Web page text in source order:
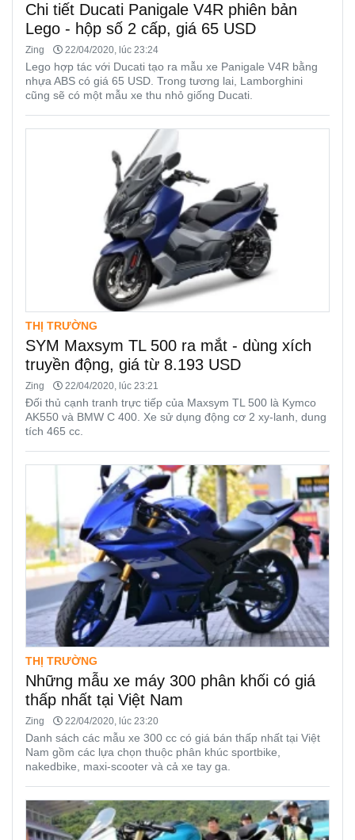
Chi tiết Ducati Panigale V4R phiên bản
Lego - hộp số 2 cấp, giá 65 USD
Zing 22/04/2020, lúc 23:24
Lego hợp tác với Ducati tạo ra mẫu xe Panigale V4R bằng
nhựa ABS có giá 65 USD. Trong tương lai, Lamborghini
cũng sẽ có một mẫu xe thu nhỏ giống Ducati.
THỊ TRƯỜNG
SYM Maxsym TL 500 ra mắt - dùng xích
truyền động, giá từ 8.193 USD
Zing 22/04/2020, lúc 23:21
Đối thủ cạnh tranh trực tiếp của Maxsym TL 500 là Kymco
AK550 và BMW C 400. Xe sử dụng động cơ 2 xy-lanh, dung
tích 465 cc.
THỊ TRƯỜNG
Những mẫu xe máy 300 phân khối có giá
thấp nhất tại Việt Nam
Zing 22/04/2020, lúc 23:20
Danh sách các mẫu xe 300 cc có giá bán thấp nhất tại Việt
Nam gồm các lựa chọn thuộc phân khúc sportbike,
nakedbike, maxi-scooter và cả xe tay ga.